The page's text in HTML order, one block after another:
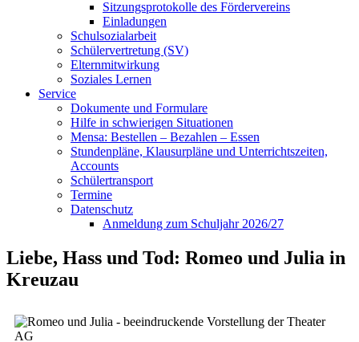
Sitzungsprotokolle des Fördervereins
Einladungen
Schulsozialarbeit
Schülervertretung (SV)
Elternmitwirkung
Soziales Lernen
Service
Dokumente und Formulare
Hilfe in schwierigen Situationen
Mensa: Bestellen – Bezahlen – Essen
Stundenpläne, Klausurpläne und Unterrichtszeiten,
Accounts
Schülertransport
Termine
Datenschutz
Anmeldung zum Schuljahr 2026/27
Liebe, Hass und Tod: Romeo und Julia in
Kreuzau